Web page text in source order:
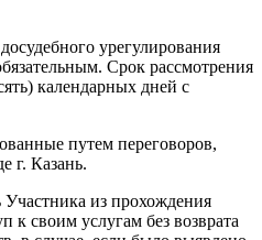
урегулирования
Срок рассмотрения
календарных дней с
путем переговоров,
г. Казань.
из прохождения
к своим услугам без возврата